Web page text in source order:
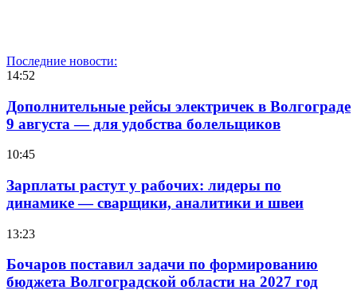
Последние новости:
14:52
Дополнительные рейсы электричек в Волгограде
9 августа — для удобства болельщиков
10:45
Зарплаты растут у рабочих: лидеры по
динамике — сварщики, аналитики и швеи
13:23
Бочаров поставил задачи по формированию
бюджета Волгоградской области на 2027 год